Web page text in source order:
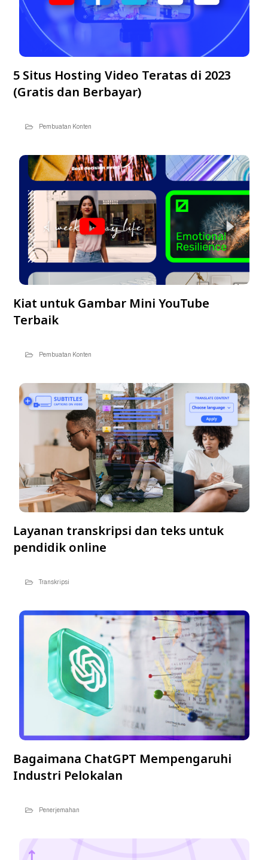
5 Situs Hosting Video Teratas di 2023
(Gratis dan Berbayar)
Pembuatan Konten
Kiat untuk Gambar Mini YouTube
Terbaik
Pembuatan Konten
Layanan transkripsi dan teks untuk
pendidik online
Transkripsi
Bagaimana ChatGPT Mempengaruhi
Industri Pelokalan
Penerjemahan